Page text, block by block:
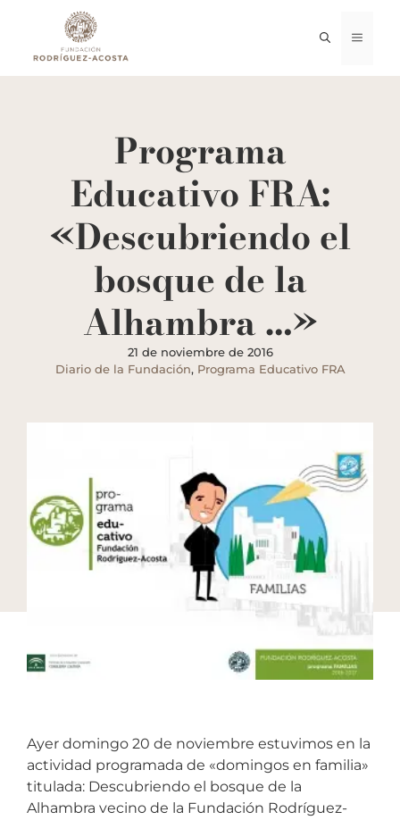
contenido
MENÚ
Programa
Educativo FRA:
«Descubriendo el
bosque de la
Alhambra …»
21 de noviembre de 2016
Diario de la Fundación, Programa Educativo FRA
Ayer domingo 20 de noviembre estuvimos en la
actividad programada de «domingos en familia»
titulada: Descubriendo el bosque de la
Alhambra vecino de la Fundación Rodríguez-